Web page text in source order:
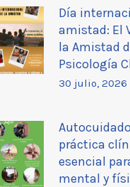
Día
amistad: El
la Amistad
Psicología
30 julio, 2026
práctica
esencial
mental y